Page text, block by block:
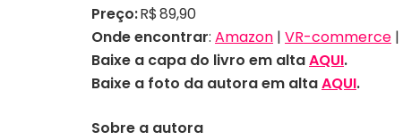
Preço:R$89,90
Onde encontrar: Amazon | VR-commerce |
Baixe a capa do livro em altaAQUI.
Baixe a foto da autora em altaAQUI.
Sobre a autora